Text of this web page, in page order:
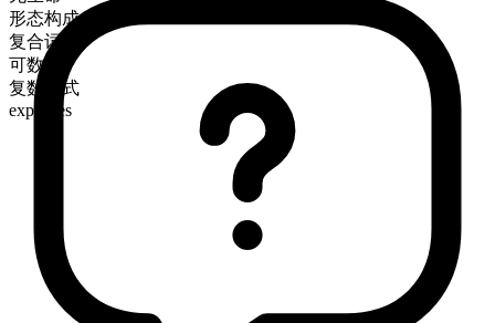
形态构成
复合词
可数
复数形式
expanses